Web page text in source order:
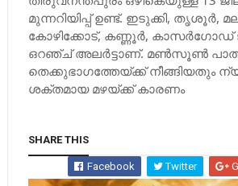
മുന്നറിയിപ്പ് ഉണ്ട്. ഇടുക്കി, തൃശൂര്‍,
കോഴിക്കോട്, കണ്ണൂര്‍, കാസര്‍ഗോഡ്
ഒറഞ്ച് അലര്‍ട്ടാണ്. മണ്‍സൂണ്‍
തെക്കുഭാഗത്തേയ്ക്ക് നീങ്ങിയതും
ശക്തമായ മഴയ്ക്ക് കാരണം
SHARE THIS
Facebook Twitter